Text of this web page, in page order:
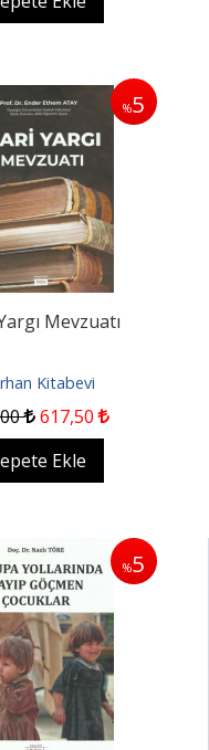
%5
Mevzuatı
Kitabevi
617,50
Ekle
%5